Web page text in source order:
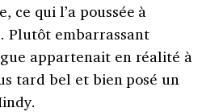
ce qui l’a poussée à
Plutôt embarrassant
appartenait en réalité à
tard bel et bien posé un